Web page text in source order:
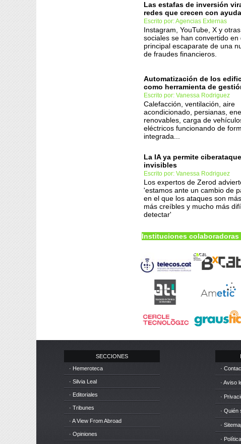
Las estafas de inversión
redes que crecen con
Escrito por: Agencias Externas
Instagram, YouTube, X y
sociales se han convertido en
principal escaparate de una
de fraudes financieros.
Automatización de los
como herramienta de
Escrito por: Vanessa Rodriguez
Calefacción, ventilación, aire
acondicionado, persianas,
renovables, carga de
eléctricos funcionando de
integrada...
La IA ya permite
invisibles
Escrito por: Vanessa Rodriguez
Los expertos de Zerod
'estamos ante un cambio de
en el que los ataques son
más creíbles y mucho más
detectar'
Instituciones colaboradoras
SECCIONES
· Hemeroteca
· Silvia Leal
· Editoriales
· Tribunes
· A View From Abroad
· Opiniones
·
· Aviso
·
· Quién
·
·